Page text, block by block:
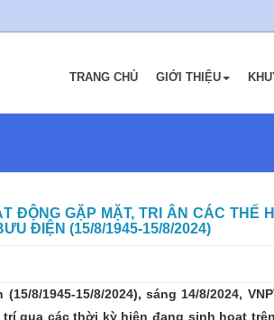
TRANG CHỦ GIỚI THIỆU
ĐỘNG GẶP MẶT, TRI ÂN CÁC THẾ
ĐIỆN (15/8/1945-15/8/2024)
8/1945-15/8/2024), sáng 14/8/2024,
qua các thời kỳ hiện đang sinh hoạt